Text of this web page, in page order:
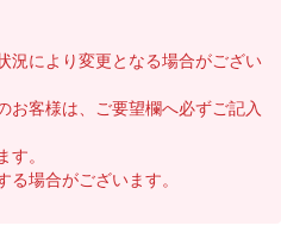
況により変更となる場合がござい
お客様は、ご要望欄へ必ずご記入
す。
る場合がございます。